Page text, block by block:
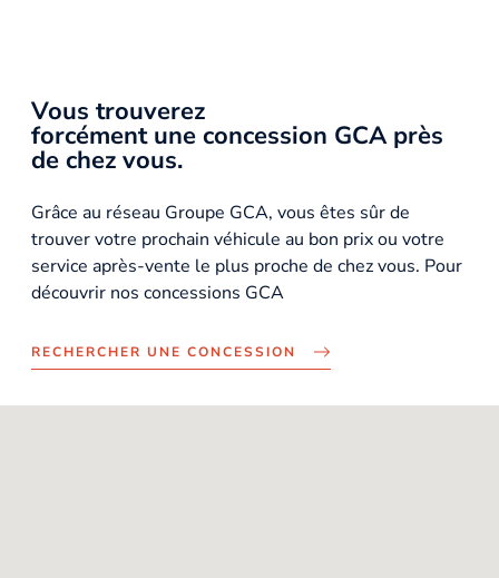
Vous trouverez
forcément une concession GCA près
de chez vous.
Grâce au réseau Groupe GCA, vous êtes sûr de
trouver votre prochain véhicule au bon prix ou votre
service après-vente le plus proche de chez vous. Pour
découvrir nos concessions GCA
RECHERCHER UNE CONCESSION